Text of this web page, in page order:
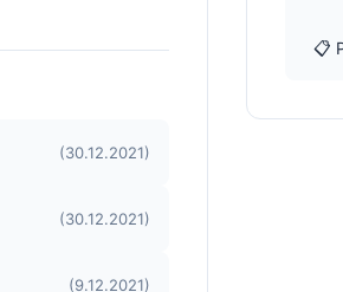
(30.12.2021)
(30.12.2021)
(9.12.2021)
📋